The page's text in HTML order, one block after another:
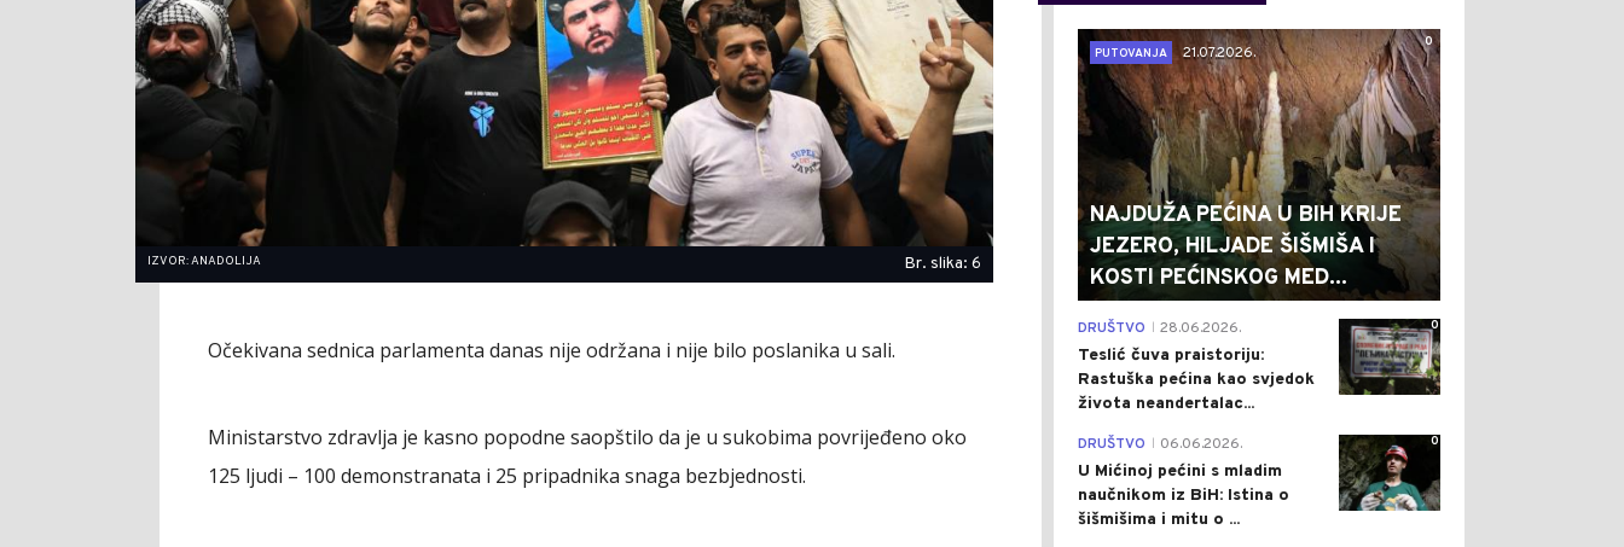
IZVOR: ANADOLIJA Br. slika: 6
Očekivana sednica parlamenta danas nije održana i nije bilo poslanika u sali.
Ministarstvo zdravlja je kasno popodne saopštilo da je u sukobima povrijeđeno oko
125 ljudi – 100 demonstranata i 25 pripadnika snaga bezbjednosti.
0
PUTOVANJA
21.07.2026.
NAJDUŽA PEĆINA U BIH KRIJE
JEZERO, HILJADE ŠIŠMIŠA I
KOSTI PEĆINSKOG MED...
0
DRUŠTVO 28.06.2026.
Teslić čuva praistoriju:
Rastuška pećina kao svjedok
života neandertalac...
0
DRUŠTVO 06.06.2026.
U Mićinoj pećini s mladim
naučnikom iz BiH: Istina o
šišmišima i mitu o ...